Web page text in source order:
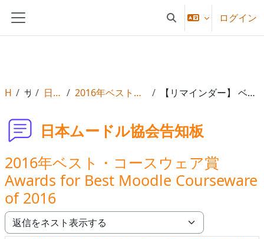
サイドパネル 検索入力に切り替える
ログイン
Home サイトページ 日本ムードル協会告知板 2016年ベスト・コースウェア賞 Awards for Best Moodle Courseware of 2016 【リマインダー】 ベスト・コースウェア賞 Deadline for Submitting Moodle Open Courseware--2月13日
日本ムードル協会告知板
2016年ベスト・コースウェア賞
Awards for Best Moodle Courseware
of 2016
表示モード